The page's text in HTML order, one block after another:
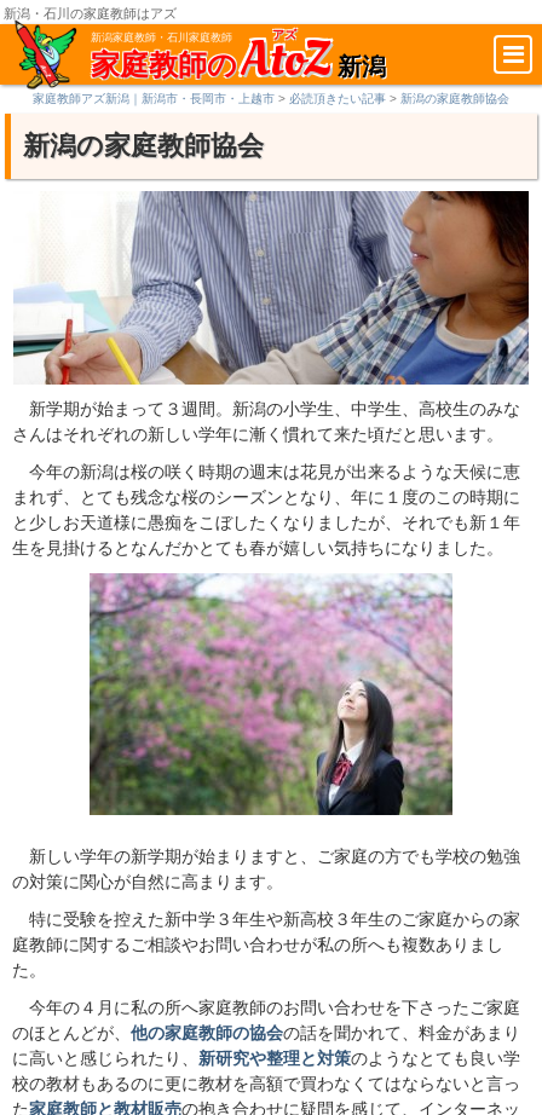
新潟家庭教師・石川家庭教師
家庭教師の
アズ
AtoZ 新潟
新潟・石川の家庭教師はアズ
家庭教師アズ新潟｜新潟市・長岡市・上越市 > 必読頂きたい記事 > 新潟の家庭教師協会
新潟の家庭教師協会
新学期が始まって３週間。新潟の小学生、中学生、高校生のみな
さんはそれぞれの新しい学年に漸く慣れて来た頃だと思います。
今年の新潟は桜の咲く時期の週末は花見が出来るような天候に恵
まれず、とても残念な桜のシーズンとなり、年に１度のこの時期に
と少しお天道様に愚痴をこぼしたくなりましたが、それでも新１年
生を見掛けるとなんだかとても春が嬉しい気持ちになりました。
新しい学年の新学期が始まりますと、ご家庭の方でも学校の勉強
の対策に関心が自然に高まります。
特に受験を控えた新中学３年生や新高校３年生のご家庭からの家
庭教師に関するご相談やお問い合わせが私の所へも複数ありまし
た。
今年の４月に私の所へ家庭教師のお問い合わせを下さったご家庭
のほとんどが、 他の家庭教師の協会の話を聞かれて、料金があまり
に高いと感じられたり、 新研究や整理と対策のようなとても良い学
校の教材もあるのに更に教材を高額で買わなくてはならないと言っ
た家庭教師と教材販売の抱き合わせに疑問を感じて、インターネッ